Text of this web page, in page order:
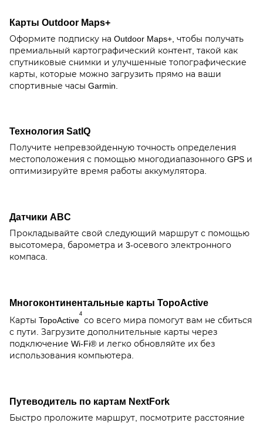
Карты Outdoor Maps+
Оформите подписку на Outdoor Maps+, чтобы получать
премиальный картографический контент, такой как
спутниковые снимки и улучшенные топографические
карты, которые можно загрузить прямо на ваши
спортивные часы Garmin.
Технология SatIQ
Получите непревзойденную точность определения
местоположения с помощью многодиапазонного GPS и
оптимизируйте время работы аккумулятора.
Датчики ABC
Прокладывайте свой следующий маршрут с помощью
высотомера, барометра и 3-осевого электронного
компаса.
Многоконтинентальные карты TopoActive
Карты TopoActive
4
со всего мира помогут вам не сбиться
с пути. Загрузите дополнительные карты через
подключение Wi-Fi® и легко обновляйте их без
использования компьютера.
Путеводитель по картам NextFork
Быстро проложите маршрут, посмотрите расстояние